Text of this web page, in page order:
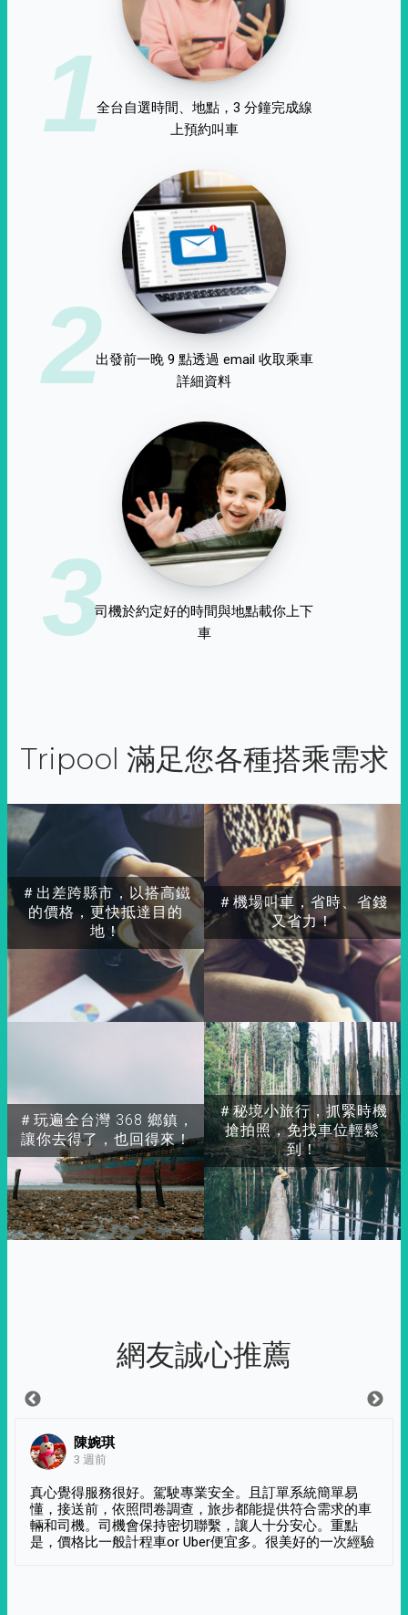
1全台自選時間、地點，3 分鐘完成線
上預約叫車
2出發前一晚 9 點透過 email 收取乘車
詳細資料
3司機於約定好的時間與地點載你上下
車
Tripool 滿足您各種搭乘需求
＃出差跨縣市，以搭高鐵
的價格，更快抵達目的
地！
＃玩遍全台灣 368 鄉鎮，
讓你去得了，也回得來！
＃秘境小旅行，抓緊時機
搶拍照，免找車位輕鬆
到！
＃機場叫車，省時、省錢
又省力！
網友誠心推薦
陳婉琪
3 週前
真心覺得服務很好。駕駛專業安全。且訂單系統簡單易
懂，接送前，依照問卷調查，旅步都能提供符合需求的車
輛和司機。司機會保持密切聯繫，讓人十分安心。重點
是，價格比一般計程車or Uber便宜多。很美好的一次經驗